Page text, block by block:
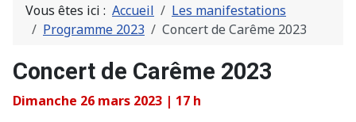
Vous êtes ici : Accueil
Les manifestations
Programme 2023
Concert de Carême 2023
Concert de Carême 2023
Dimanche 26 mars 2023 | 17 h